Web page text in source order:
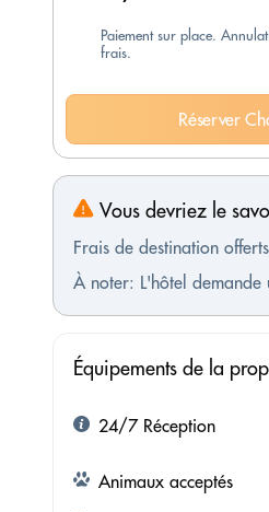
Paiement sur place.
frais.
Réserver
Vous devriez le
Frais de destination
À noter: L'hôtel demande
Équipements de la
24/7 Réception
Animaux acceptés